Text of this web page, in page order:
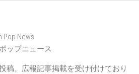
Pop News
ップニュース
稿、広報記事掲載を受け付けており